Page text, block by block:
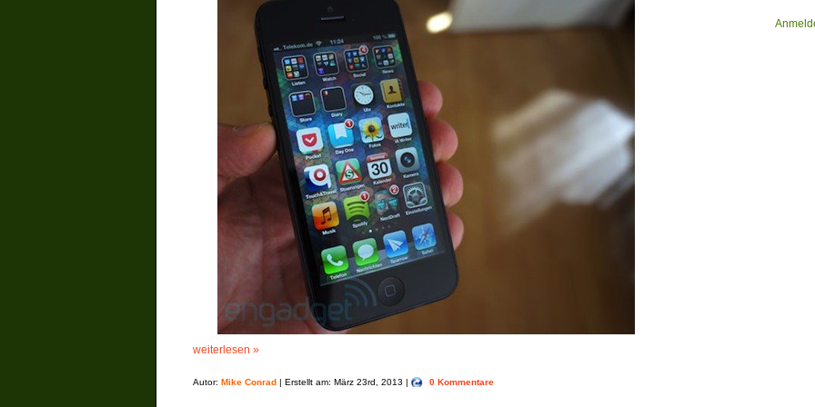
weiterlesen »
Autor: Mike Conrad | Erstellt am: März 23rd, 2013 | 0 Kommentare